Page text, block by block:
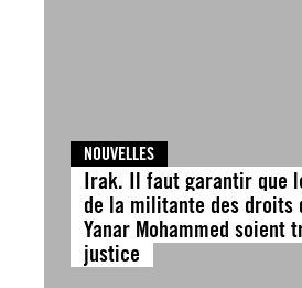
NOUVELLES
Irak. Il faut garantir que
de la militante des droits
Yanar Mohammed soient
justice